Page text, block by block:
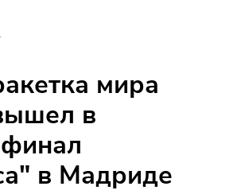
мира
в
в Мадриде